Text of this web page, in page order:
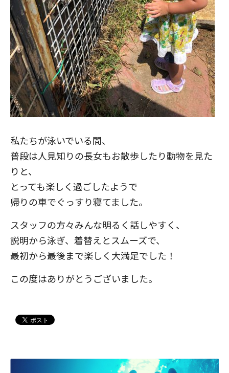
私たちが泳いでいる間、
普段は人見知りの長女もお散歩したり動物を見た
りと、
とっても楽しく過ごしたようで
帰りの車でぐっすり寝てました。
スタッフの方々みんな明るく話しやすく、
説明から泳ぎ、着替えとスムーズで、
最初から最後まで楽しく大満足でした！
この度はありがとうございました。